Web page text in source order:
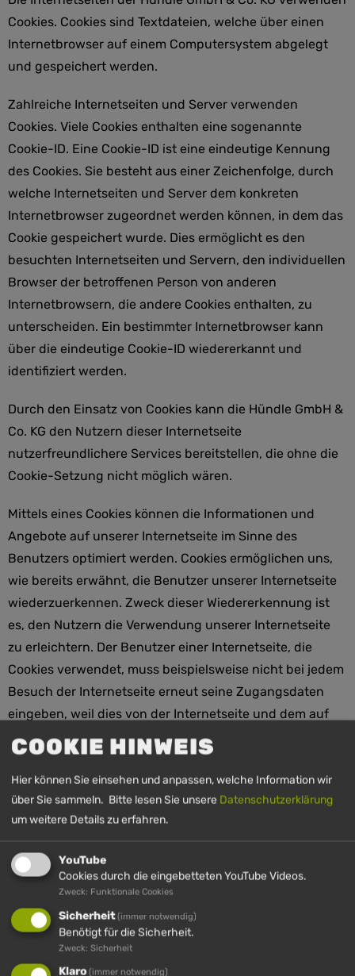
Cookies. Cookies sind Textdateien, welche über einen
Internetbrowser auf einem Computersystem abgelegt
und gespeichert werden.
Zahlreiche Internetseiten und Server verwenden
Cookies. Viele Cookies enthalten eine sogenannte
Cookie-ID. Eine Cookie-ID ist eine eindeutige Kennung
des Cookies. Sie besteht aus einer Zeichenfolge, durch
welche Internetseiten und Server dem konkreten
Internetbrowser zugeordnet werden können, in dem das
Cookie gespeichert wurde. Dies ermöglicht es den
besuchten Internetseiten und Servern, den individuellen
Browser der betroffenen Person von anderen
Internetbrowsern, die andere Cookies enthalten, zu
unterscheiden. Ein bestimmter Internetbrowser kann
über die eindeutige Cookie-ID wiedererkannt und
identifiziert werden.
Durch den Einsatz von Cookies kann die Hündle GmbH &
Co. KG den Nutzern dieser Internetseite
nutzerfreundlichere Services bereitstellen, die ohne die
Cookie-Setzung nicht möglich wären.
Mittels eines Cookies können die Informationen und
Angebote auf unserer Internetseite im Sinne des
Benutzers optimiert werden. Cookies ermöglichen uns,
wie bereits erwähnt, die Benutzer unserer Internetseite
wiederzuerkennen. Zweck dieser Wiedererkennung ist
es, den Nutzern die Verwendung unserer Internetseite
zu erleichtern. Der Benutzer einer Internetseite, die
Cookies verwendet, muss beispielsweise nicht bei jedem
Besuch der Internetseite erneut seine Zugangsdaten
eingeben, weil dies von der Internetseite und dem auf
dem Computersystem des Benutzers abgelegten Cookie
übernommen wird. Ein weiteres Beispiel ist das Cookie
eines Warenkorbes im Online-Shop. Der Online-Shop
merkt sich die Artikel, die ein Kunde in den virtuellen
Warenkorb gelegt hat, über ein Cookie.
Die betroffene Person kann die Setzung von Cookies
durch unsere Internetseite jederzeit mittels einer
entsprechenden Einstellung des genutzten
Internetbrowsers verhindern und damit der Setzung von
Cookies dauerhaft widersprechen. Ferner können bereits
COOKIE HINWEIS
Hier können Sie einsehen und anpassen, welche Information wir
über Sie sammeln. Bitte lesen Sie unsere Datenschutzerklärung
um weitere Details zu erfahren.
YouTube
Cookies durch die eingebetteten YouTube Videos.
Zweck: Funktionale Cookies
Sicherheit(immer notwendig)
Benötigt für die Sicherheit.
Zweck: Sicherheit
Klaro (immer notwendig)